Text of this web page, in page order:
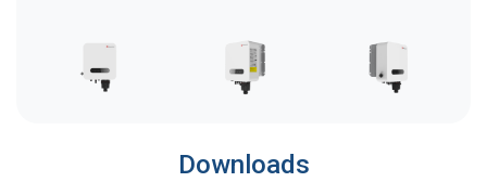
Downloads